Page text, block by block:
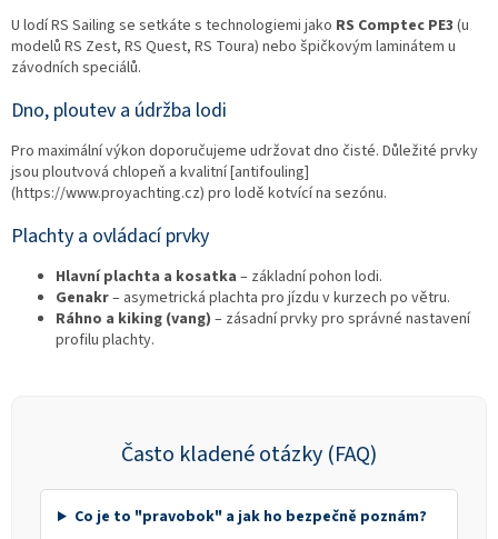
U lodí RS Sailing se setkáte s technologiemi jako RS Comptec PE3 (u
modelů RS Zest, RS Quest, RS Toura) nebo špičkovým laminátem u
závodních speciálů.
Dno, ploutev a údržba lodi
Pro maximální výkon doporučujeme udržovat dno čisté. Důležité prvky
jsou ploutvová chlopeň a kvalitní [antifouling]
(https://www.proyachting.cz) pro lodě kotvící na sezónu.
Plachty a ovládací prvky
Hlavní plachta a kosatka – základní pohon lodi.
Genakr– asymetrická plachta pro jízdu v kurzech po větru.
Ráhno a kiking (vang) – zásadní prvky pro správné nastavení
profilu plachty.
Často kladené otázky (FAQ)
Co je to "pravobok" a jak ho bezpečně poznám?